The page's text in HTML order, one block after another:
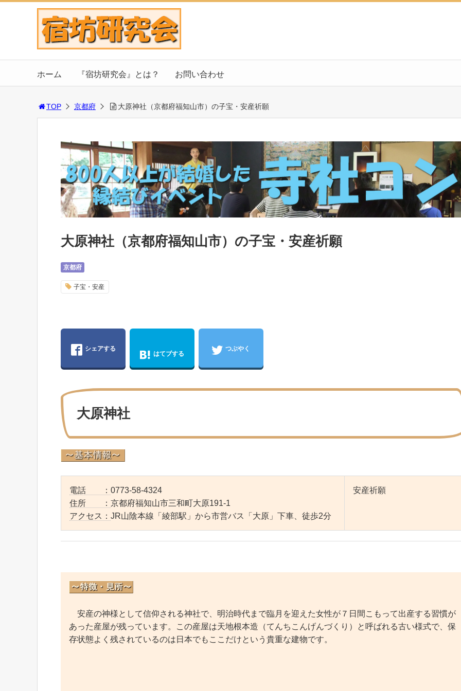
ホーム 『宿坊研究会』とは？ お問い合わせ
TOP 京都府 大原神社（京都府福知山市）の子宝・安産祈願
大原神社（京都府福知山市）の子宝・安産祈願
京都府
子宝・安産
シェアする
はてブする
つぶやく
大原神社
電話 ： 0773-58-4324
住所 ： 京都府福知山市三和町大原191-1
アクセス： JR山陰本線「綾部駅」から市営バス「大原」下車、徒歩2分
安産祈願
安産の神様として信仰される神社で、明治時代まで臨月を迎えた女性が７日間こもって出産する習慣が
あった産屋が残っています。この産屋は天地根本造（てんちこんげんづくり）と呼ばれる古い様式で、保
存状態よく残されているのは日本でもここだけという貴重な建物です。